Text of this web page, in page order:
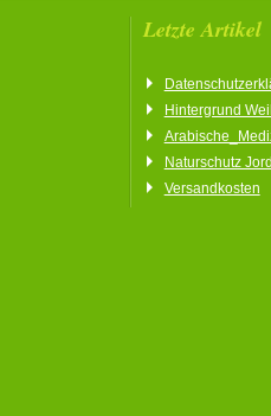
Letzte Artikel
Hintergrund
Naturschutz
Versandkosten